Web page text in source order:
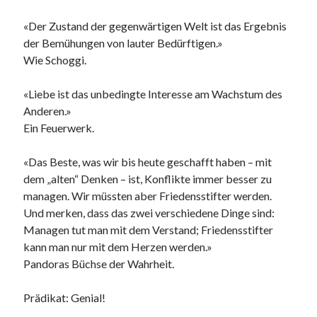
«Der Zustand der gegenwärtigen Welt ist das Ergebnis
der Bemühungen von lauter Bedürftigen.»
Wie Schoggi.
«Liebe ist das unbedingte Interesse am Wachstum des
Anderen.»
Ein Feuerwerk.
«Das Beste, was wir bis heute geschafft haben – mit
dem „alten“ Denken – ist, Konflikte immer besser zu
managen. Wir müssten aber Friedensstifter werden.
Und merken, dass das zwei verschiedene Dinge sind:
Managen tut man mit dem Verstand; Friedensstifter
kann man nur mit dem Herzen werden.»
Pandoras Büchse der Wahrheit.
Prädikat: Genial!